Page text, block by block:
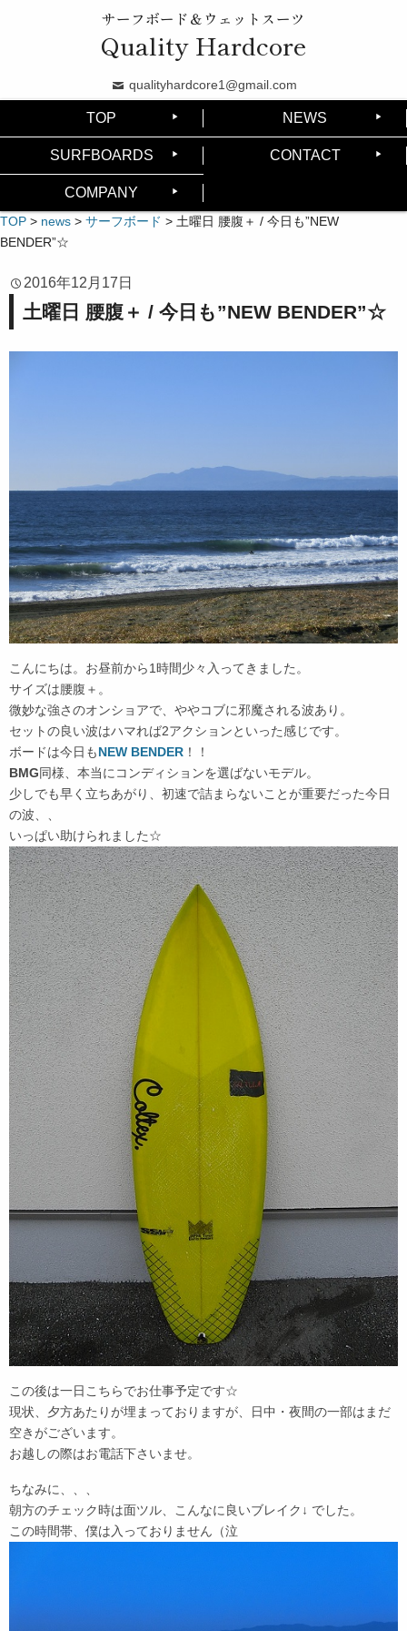
サーフボード＆ウェットスーツ
Quality Hardcore
qualityhardcore1@gmail.com
TOP NEWS
SURFBOARDS CONTACT
COMPANY
TOP > news > サーフボード > 土曜日 腰腹＋ / 今日も”NEW
BENDER”☆
2016年12月17日
土曜日 腰腹＋ / 今日も”NEW BENDER”☆
こんにちは。お昼前から1時間少々入ってきました。
サイズは腰腹＋。
微妙な強さのオンショアで、ややコブに邪魔される波あり。
セットの良い波はハマれば2アクションといった感じです。
ボードは今日もNEW BENDER ！！
BMG同様、本当にコンディションを選ばないモデル。
少しでも早く立ちあがり、初速で詰まらないことが重要だった今日
の波、、
いっぱい助けられました☆
この後は一日こちらでお仕事予定です☆
現状、夕方あたりが埋まっておりますが、日中・夜間の一部はまだ
空きがございます。
お越しの際はお電話下さいませ。
ちなみに、、、
朝方のチェック時は面ツル、こんなに良いブレイク↓ でした。
この時間帯、僕は入っておりません（泣